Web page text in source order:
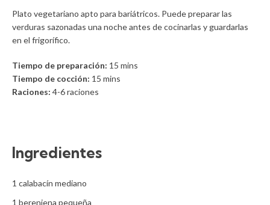
Plato vegetariano apto para bariátricos. Puede preparar las
verduras sazonadas una noche antes de cocinarlas y guardarlas
en el frigorífico.
Tiempo de preparación: 15 mins
Tiempo de cocción: 15 mins
Raciones: 4-6 raciones
Ingredientes
1 calabacín mediano
1 berenjena pequeña